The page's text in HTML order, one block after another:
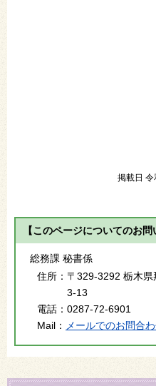
掲載日 令
【このページについてのお問
総務課 秘書係
住所： 〒329-3292 栃木
3-13
電話： 0287-72-6901
Mail：
メールでのお問合